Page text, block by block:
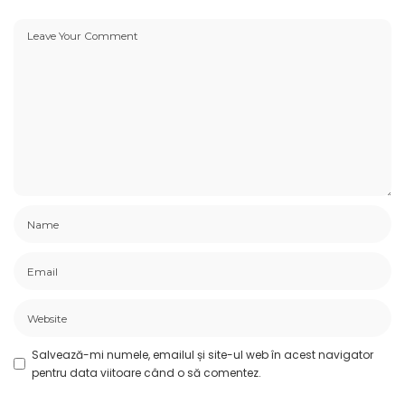
Salvează-mi numele, emailul și site-ul web în acest navigator
pentru data viitoare când o să comentez.